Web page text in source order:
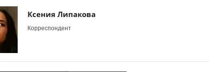
Ксения Липакова
Корреспондент